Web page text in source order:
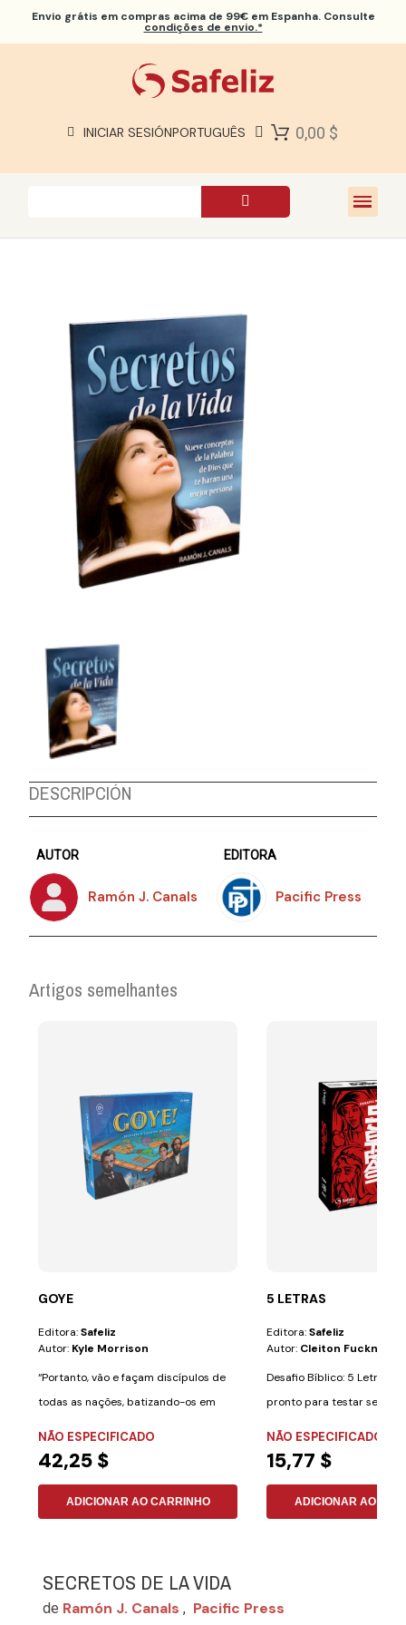
Envio grátis em compras acima de 99€ em Espanha. Consulte
condições de envio.*
INICIAR SESIÓNPORTUGUÊS 0,00 $
SOBRE NÓS
DESCRIPCIÓN
AUTOR
Ramón J. Canals
EDITORA
Pacific Press
Artigos semelhantes
GOYE
Editora:Safeliz
Autor: Kyle Morrison
“Portanto, vão e façam discípulos de
todas as nações, batizando-os em
NÃO ESPECIFICADO
42,25 $
ADICIONAR AO CARRINHO
5 LETRAS
Editora:Safeliz
Autor: Cleiton Fuckner
Desafio Bíblico: 5 Letras
pronto para testar seus
NÃO ESPECIFICADO
15,77 $
ADICIONAR AO
SECRETOS DE LA VIDA
de Ramón J. Canals , Pacific Press